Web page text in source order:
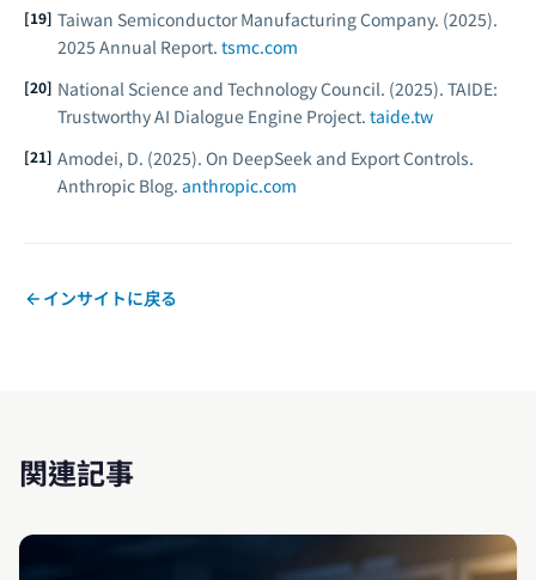
Taiwan Semiconductor Manufacturing Company. (2025).
2025 Annual Report. tsmc.com
National Science and Technology Council. (2025). TAIDE:
Trustworthy AI Dialogue Engine Project. taide.tw
Amodei, D. (2025). On DeepSeek and Export Controls.
Anthropic Blog. anthropic.com
インサイトに戻る
関連記事